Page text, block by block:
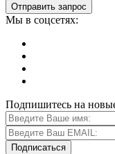
Мы в соцсетях:
Подпишитесь на